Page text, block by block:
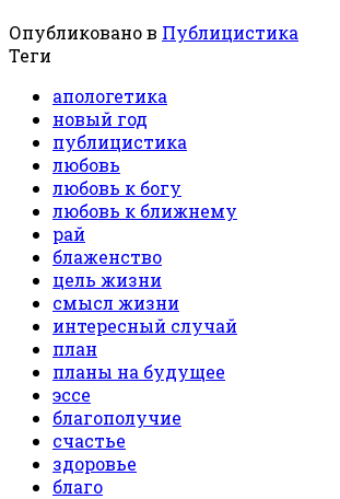
Опубликовано в Публицистика
Теги
апологетика
новый год
публицистика
любовь
любовь к богу
любовь к ближнему
рай
блаженство
цель жизни
смысл жизни
интересный случай
план
планы на будущее
эссе
благополучие
счастье
здоровье
благо